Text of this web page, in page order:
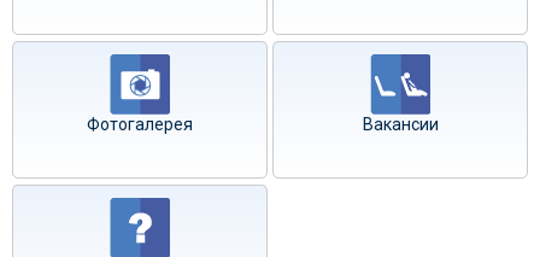
Фотогалерея Вакансии